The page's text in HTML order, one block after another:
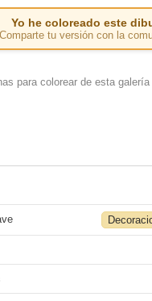
Yo he coloreado este
Comparte tu versión con la
para colorear de esta galería